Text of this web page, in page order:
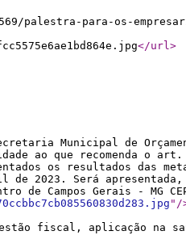
palestra-para-os-
</url>
Municipal de
ao que recomenda o
apresentados os
2023. Será
Campos Gerais - MG
" /
fiscal, aplicação na